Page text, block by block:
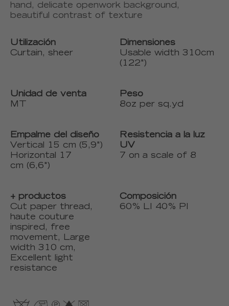
hand, delicate openwork background,
beautiful contrast of texture
Utilización
Curtain, sheer
Dimensiones
Usable width 310cm
(122")
Unidad de venta
MT
Peso
8oz per sq.yd
Empalme del diseño
Vertical 15 cm (5,9")
Horizontal 17
cm (6,6")
Resistencia a la luz
UV
7 on a scale of 8
+ productos
Cut paper thread,
haute couture
inspired, free
movement, Large
width 310 cm,
Excellent light
resistance
Composición
60% LI 40% PI